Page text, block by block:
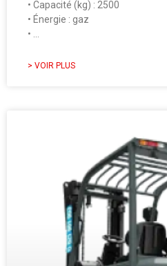
• Capacité (kg) : 2500
• Énergie : gaz
• …
> VOIR PLUS